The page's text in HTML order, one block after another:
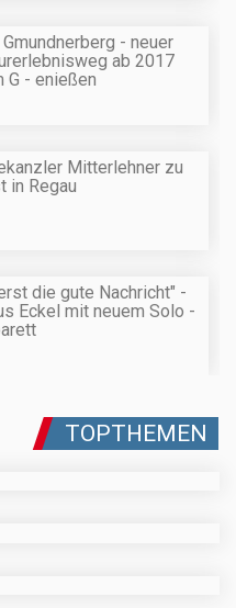
Gmundnerberg - neuer
ab 2017
G - enießen
Mitterlehner zu
in Regau
die gute Nachricht" -
Eckel mit neuem Solo -
TOPTHEMEN